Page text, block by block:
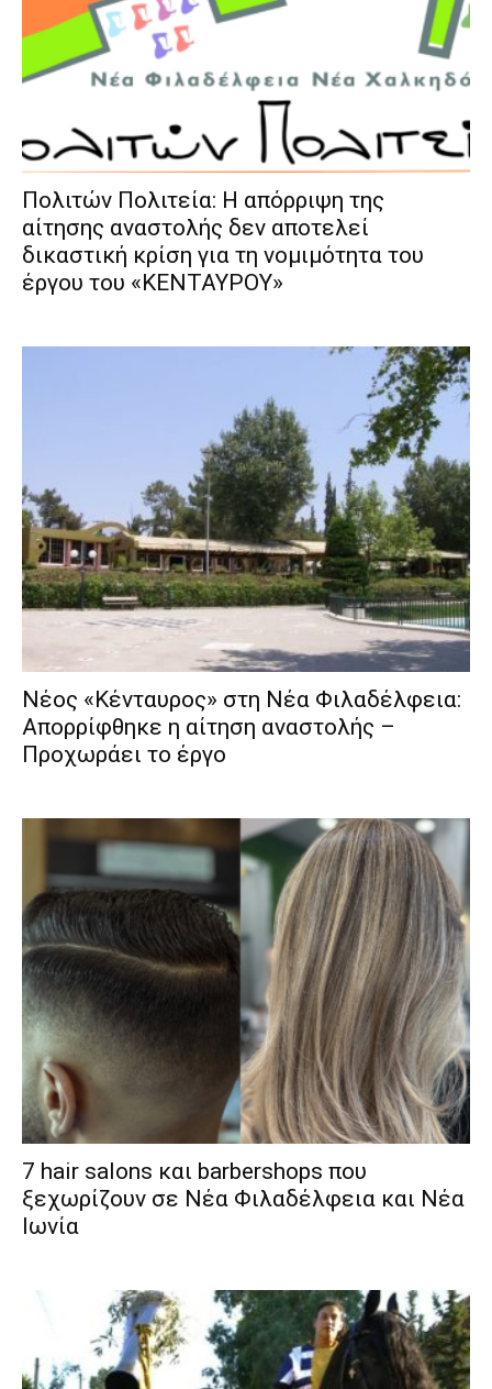
Πολιτών Πολιτεία: Η απόρριψη της
αίτησης αναστολής δεν αποτελεί
δικαστική κρίση για τη νομιμότητα του
έργου του «ΚΕΝΤΑΥΡΟΥ»
Νέος «Κένταυρος» στη Νέα Φιλαδέλφεια:
Απορρίφθηκε η αίτηση αναστολής –
Προχωράει το έργο
7 hair salons και barbershops που
ξεχωρίζουν σε Νέα Φιλαδέλφεια και Νέα
Ιωνία